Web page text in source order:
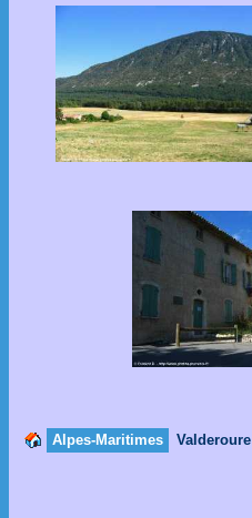
Alpes-Maritimes Valderoure